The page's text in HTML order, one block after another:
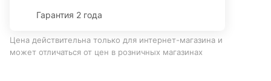
Гарантия 2 года
Цена действительна только для интернет-магазина и
может отличаться от цен в розничных магазинах